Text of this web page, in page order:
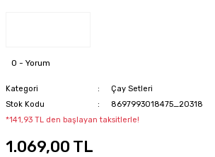
0 - Yorum
Kategori
Çay Setleri
Stok Kodu
8697993018475_20318
*141,93 TL den başlayan taksitlerle!
1.069,00 TL